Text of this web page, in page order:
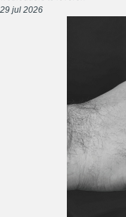
29 jul 2026